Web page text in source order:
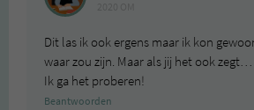
Dit las ik ook ergens maar ik kon
waar zou zijn. Maar als jij het ook zegt…
Ik ga het proberen!
Beantwoorden